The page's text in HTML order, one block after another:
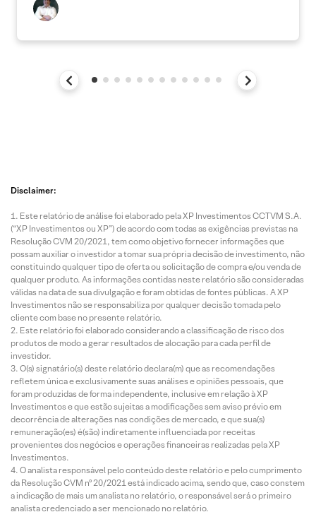
Disclaimer:
Este relatório de análise foi elaborado pela XP Investimentos CCTVM S.A.
(“XP Investimentos ou XP”) de acordo com todas as exigências previstas na
Resolução CVM 20/2021, tem como objetivo fornecer informações que
possam auxiliar o investidor a tomar sua própria decisão de investimento, não
constituindo qualquer tipo de oferta ou solicitação de compra e/ou venda de
qualquer produto. As informações contidas neste relatório são consideradas
válidas na data de sua divulgação e foram obtidas de fontes públicas. A XP
Investimentos não se responsabiliza por qualquer decisão tomada pelo
cliente com base no presente relatório.
Este relatório foi elaborado considerando a classificação de risco dos
produtos de modo a gerar resultados de alocação para cada perfil de
investidor.
O(s) signatário(s) deste relatório declara(m) que as recomendações
refletem única e exclusivamente suas análises e opiniões pessoais, que
foram produzidas de forma independente, inclusive em relação à XP
Investimentos e que estão sujeitas a modificações sem aviso prévio em
decorrência de alterações nas condições de mercado, e que sua(s)
remuneração(es) é(são) indiretamente influenciada por receitas
provenientes dos negócios e operações financeiras realizadas pela XP
Investimentos.
O analista responsável pelo conteúdo deste relatório e pelo cumprimento
da Resolução CVM nº 20/2021 está indicado acima, sendo que, caso constem
a indicação de mais um analista no relatório, o responsável será o primeiro
analista credenciado a ser mencionado no relatório.